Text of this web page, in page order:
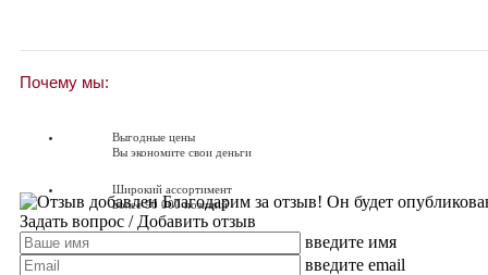
Почему мы:
Выгодные цены
Вы экономите свои деньги
Широкий ассортимент
Более 90 000 позиций
Доставка по России от 250 руб.
Благодарим за отзыв! Он будет
Задать вопрос / Добавить отзыв
введите имя
введите email